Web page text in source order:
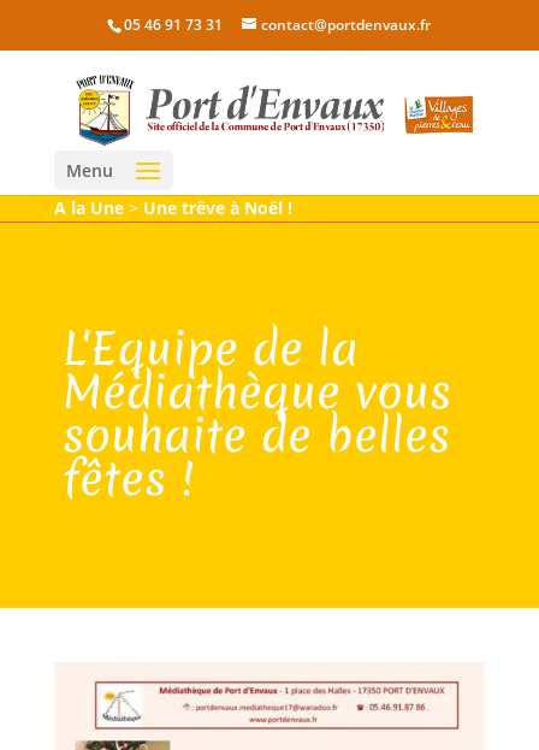
05 46 91 73 31 contact@portdenvaux.fr
Menu
A la Une> Une trêve à Noël !
L'Equipe de la
Médiathèque vous
souhaite de belles
fêtes !